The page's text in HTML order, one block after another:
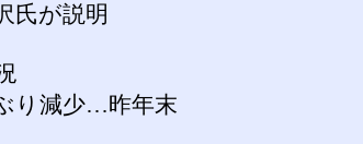
氏が説明
り減少…昨年末